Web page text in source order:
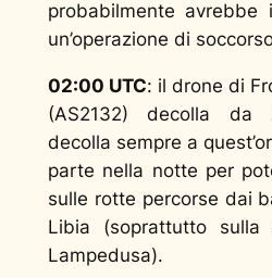
probabilmente avrebbe
un’operazione di
02:00 UTC: il drone di
(AS2132) decolla da
decolla sempre a
parte nella notte per
sulle rotte percorse dai
Libia (soprattutto sulla
Lampedusa).